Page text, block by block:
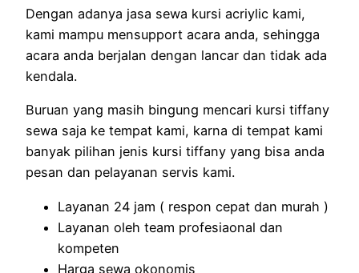
Dengan adanya jasa sewa kursi acriylic kami,
kami mampu mensupport acara anda, sehingga
acara anda berjalan dengan lancar dan tidak ada
kendala.
Buruan yang masih bingung mencari kursi tiffany
sewa saja ke tempat kami, karna di tempat kami
banyak pilihan jenis kursi tiffany yang bisa anda
pesan dan pelayanan servis kami.
Layanan 24 jam ( respon cepat dan murah )
Layanan oleh team profesiaonal dan
kompeten
Harga sewa okonomis